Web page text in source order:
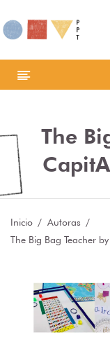
The
Inicio
Autoras
The Big Bag Teacher